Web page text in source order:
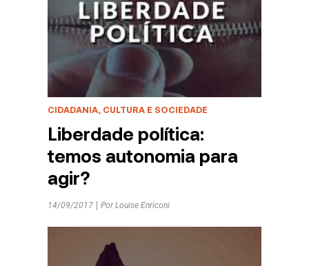
CIDADANIA, CULTURA E SOCIEDADE
Liberdade política:
temos autonomia para
agir?
14/09/2017 Por Louise Enriconi